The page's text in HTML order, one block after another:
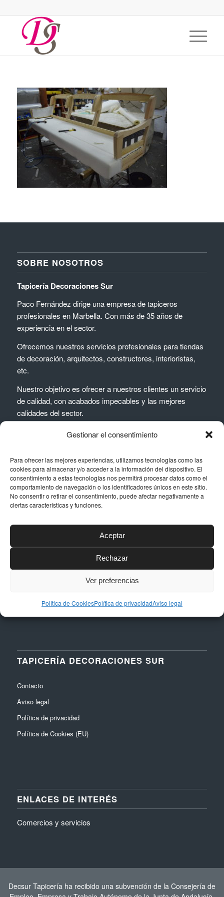
Gestionar el consentimiento
Para ofrecer las mejores experiencias, utilizamos tecnologías como las
cookies para almacenar y/o acceder a la información del dispositivo. El
consentimiento a estas tecnologías nos permitirá procesar datos como el
comportamiento de navegación o los identificadores únicos en este sitio.
No consentir o retirar el consentimiento, puede afectar negativamente a
ciertas características y funciones.
Aceptar
Rechazar
Ver preferencias
Política de CookiesPolítica de privacidadAviso legal
SOBRE NOSOTROS
Tapicería Decoraciones Sur
Paco Fernández dirige una empresa de tapiceros
profesionales en Marbella. Con más de 35 años de
experiencia en el sector.
Ofrecemos nuestros servicios profesionales para tiendas
de decoración, arquitectos, constructores, interioristas,
etc.
Nuestro objetivo es ofrecer a nuestros clientes un servicio
de calidad, con acabados impecables y las mejores
calidades del sector.
DATOS DE CONTACTO
Dirección
Email
TAPICERÍA DECORACIONES SUR
Contacto
Aviso legal
Política de privacidad
Política de Cookies (EU)
ENLACES DE INTERÉS
Comercios y servicios
Decsur Tapicería ha recibido una subvención de la Consejería de